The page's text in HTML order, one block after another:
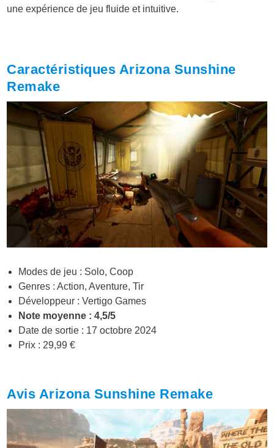
une expérience de jeu fluide et intuitive.
Caractéristiques Arizona Sunshine
Remake
Modes de jeu : Solo, Coop
Genres : Action, Aventure, Tir
Développeur : Vertigo Games
Note moyenne : 4,5/5
Date de sortie : 17 octobre 2024
Prix : 29,99 €
Avis Arizona Sunshine Remake